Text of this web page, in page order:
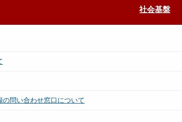
社会基盤
問い合わせ窓口について